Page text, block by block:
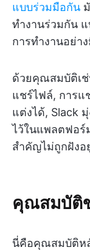
แบบร่วมมือกัน
ทำงานร่วมกัน
การทำงานอย่า
ด้วยคุณสมบัติเช่
แชร์ไฟล์, การแ
แต่งได้, Slack
ไว้ในแพลตฟอร์
สำคัญไม่ถูกฝังอ
คุณสมบัติ
นี่คือคุณสมบัติห